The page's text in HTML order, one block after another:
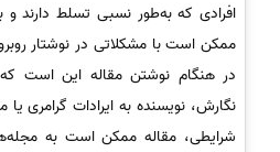
افرادی که به‌طور نسبی تسلط دارند
ممکن است با مشکلاتی در نوشتار
در هنگام نوشتن مقاله این است
نگارش، نویسنده به ایرادات گرامری
شرایطی، مقاله ممکن است به